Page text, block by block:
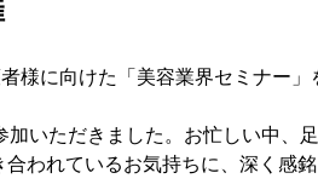
様に向けた「美容業界セミナー」
いただきました。お忙しい中、
われているお気持ちに、深く感